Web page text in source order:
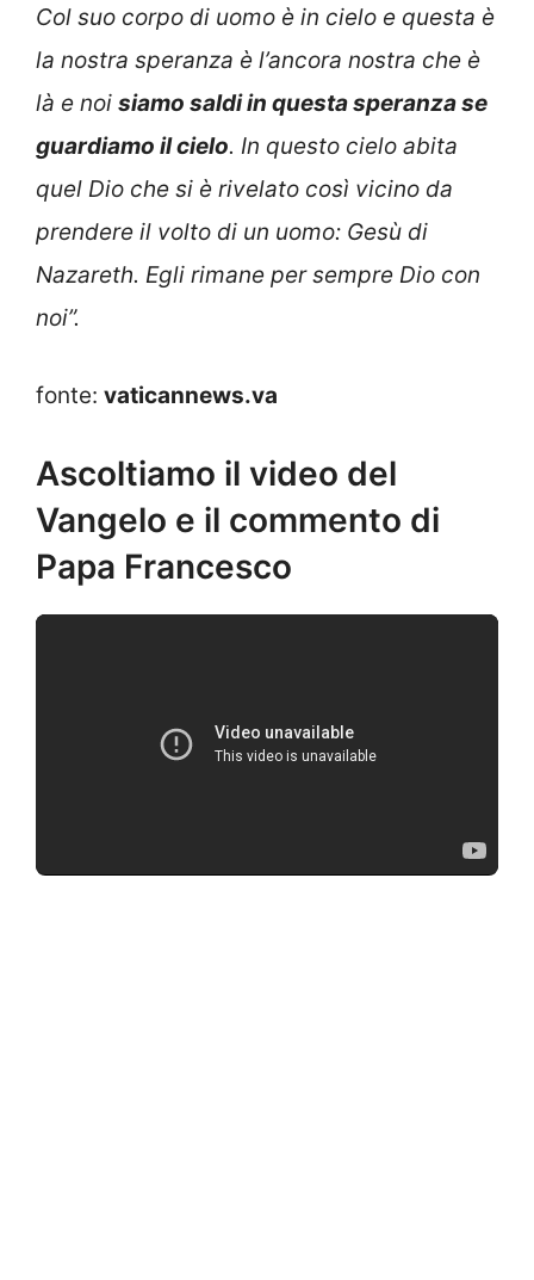
Col suo corpo di uomo è in cielo e questa è
la nostra speranza è l’ancora nostra che è
là e noi siamo saldi in questa speranza se
guardiamo il cielo. In questo cielo abita
quel Dio che si è rivelato così vicino da
prendere il volto di un uomo: Gesù di
Nazareth. Egli rimane per sempre Dio con
noi”.
fonte: vaticannews.va
Ascoltiamo il video del
Vangelo e il commento di
Papa Francesco